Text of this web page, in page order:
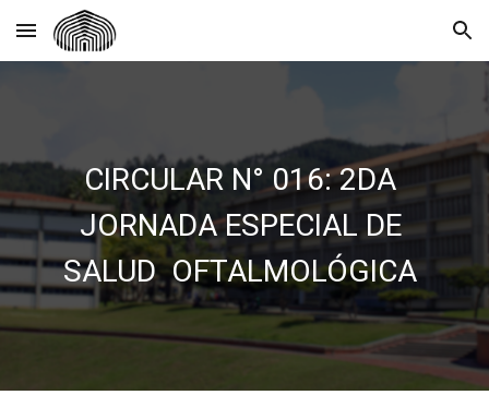
Skip to main content Skip to navigation
CIRCULAR N° 016: 2DA
JORNADA ESPECIAL DE
SALUD OFTALMOLÓGICA